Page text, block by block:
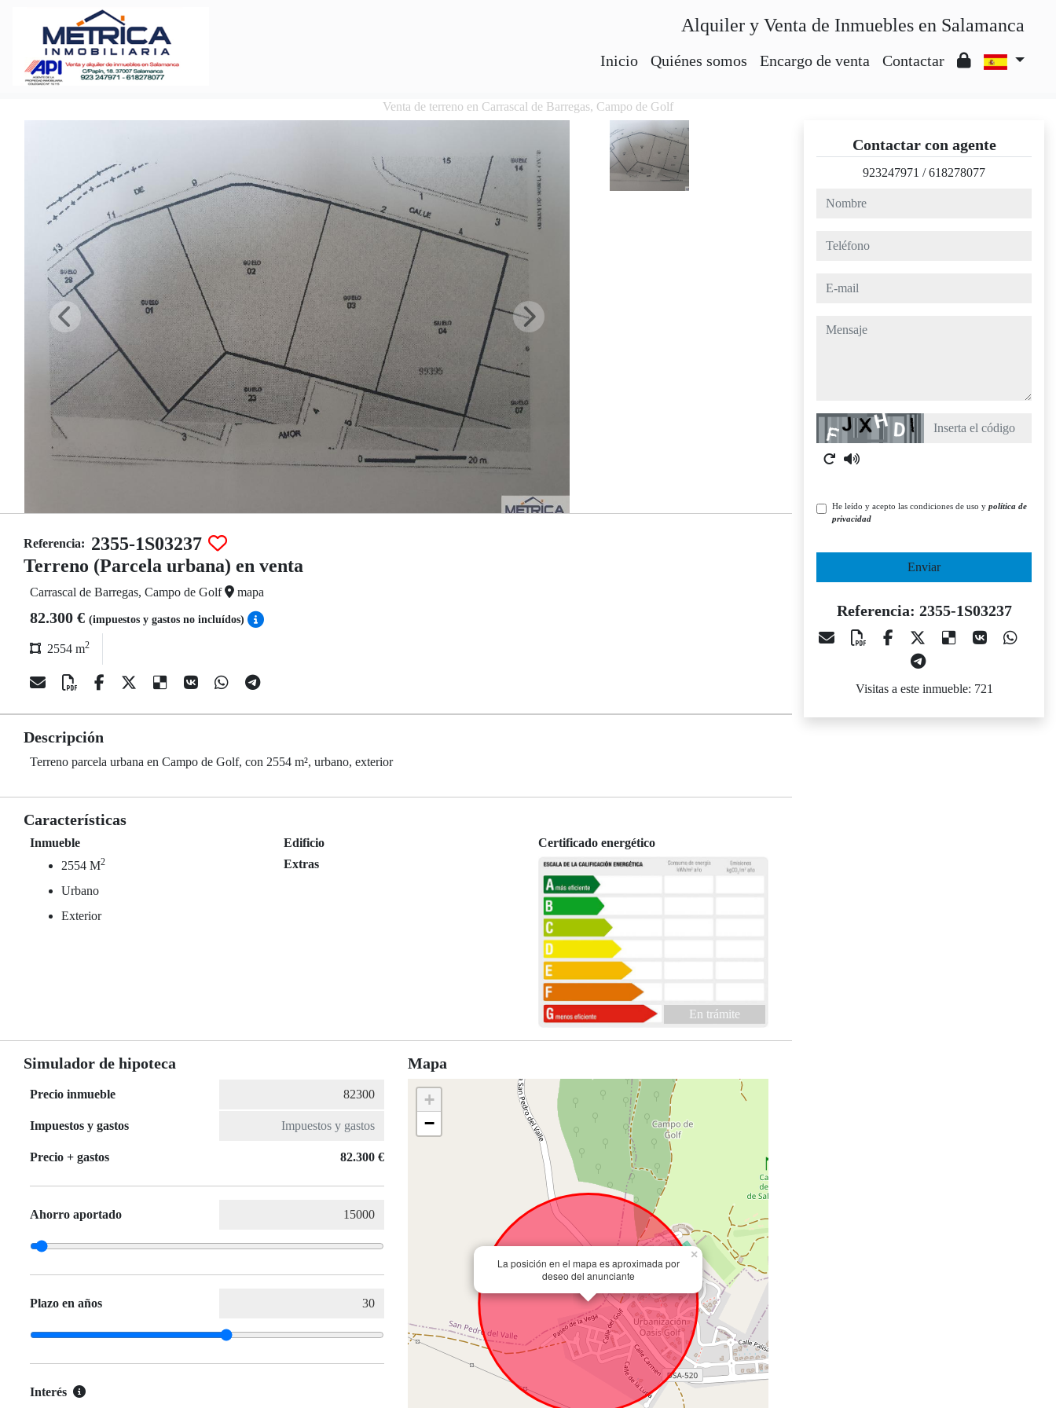
Alquiler y Venta de Inmuebles en Salamanca
Inicio Quiénes somos Encargo de venta Contactar
Venta de terreno en Carrascal de Barregas, Campo de Golf
Referencia: 2355-1S03237
Terreno (Parcela urbana) en venta
Carrascal de Barregas, Campo de Golf mapa
82.300 € (impuestos y gastos no incluídos)
2554 m2
Descripción
Terreno parcela urbana en Campo de Golf, con 2554 m², urbano, exterior
Características
Inmueble
2554 M2
Urbano
Exterior
Edificio
Extras
Certificado energético
En trámite
Simulador de hipoteca
Precio inmueble
Impuestos y gastos
Precio + gastos 82.300 €
Ahorro aportado
Plazo en años
Interés
Mapa
La posición en el mapa es aproximada por
deseo del anunciante
×
+
−
Contactar con agente
923247971 /618278077
nombre
teléfono
e-mail
mensaje
Captcha
He leído y acepto las condiciones de uso y política de
privacidad
Enviar
Referencia: 2355-1S03237
Visitas a este inmueble: 721